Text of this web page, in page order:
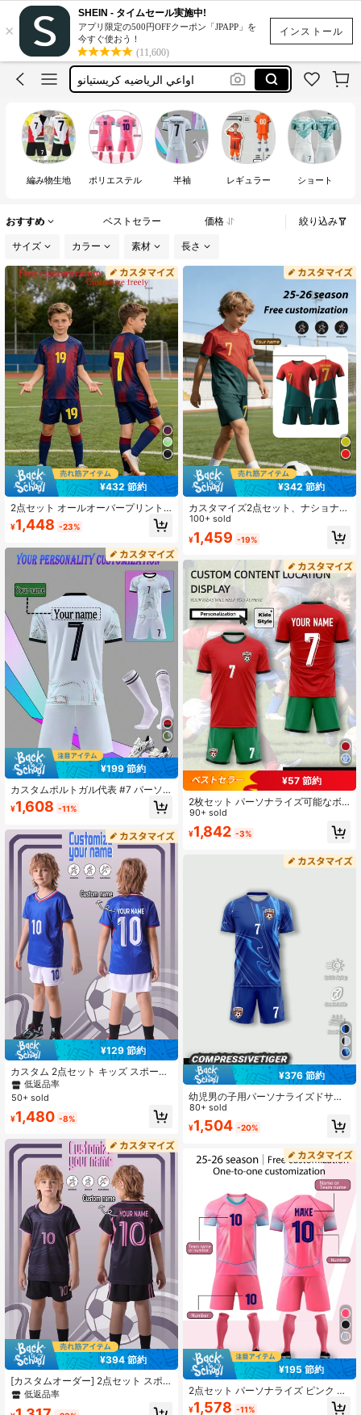
インストール
×
SHEIN - タイムセール実施中!
アプリ限定の500円OFFクーポン「JPAPP」を
今すぐ使おう！
(11,600)
لبس رياضي كره قدم ولادي
メンズ tシャツ
اواعي الرياضيه كريستيانو
ملابس اطفال ريال مدريد
لبس رياضي كره قدم ولادي
メンズ tシャツ
編み物生地 ポリエステル 半袖 レギュラー ショート
おすすめ ベストセラー 価格 絞り込み
サイズ カラー 素材 長さ
¥432 節約
2点セット オールオーバープリント
ボーイズサッカーセット、名前と番
号のカスタマイズ、10番と19番のス
セット、半袖とショーツセット、ボ
ーイズとガールズのスポーツウェ
ア、サイクリング、ランニング、学
校再開に適しています
¥1,448 -23%
¥199 節約
カスタムポルトガル代表 #7 パーソ
ナライズドサッカーユニフォームセ
ット - ユースサイズ、ポリエステル
男の子のスポーツ、トレーニング、
カジュアルウェアに適し、アウトド
アに最適、テーラードフィット、カ
スタムサッカージャージ、誕生日プ
レゼント
¥1,608 -11%
¥129 節約
カスタム 2点セット キッズ スポーツ
トレーニング 通気性Tシャツ&ショー
ツセット フットボール サッカージャ
ツエンターテインメントウェア デイ
リーウェア
低返品率
50+ sold
¥1,480 -8%
¥394 節約
[カスタムオーダー] 2点セット スポ
ーツトレーニング 速乾 半袖スポーツ
低返品率
¥342 節約
カスタマイズ2点セット、ナショナル
チーム#7 キッズフットボール/サッ
カージャージ&ショーツセット - 速乾
通気性、男の子のスポーツトレーニ
ます、新学期のスポーツユニフォー
ム、スポーツイベント、家族、結婚
式、誕生日ギフト、チームスポーツ
100+ sold
¥1,459 -19%
¥57 節約
2枚セット パーソナライズ可能なボ
ーイズサッカージャージ＆ショーツ
- 名前/番号カスタマイズ可能、速乾
性素材 - ポルトガルファンバージョ
90+ sold
¥1,842 -3%
¥376 節約
幼児男の子用パーソナライズドサッ
カーユニフォーム、カスタム名&番号
プリントTシャツとショーツセット、
速乾スポーツウェア
80+ sold
¥1,504 -20%
¥195 節約
2点セット パーソナライズ ピンク オ
ールオーバープリント フットボール
¥1,578 -11%